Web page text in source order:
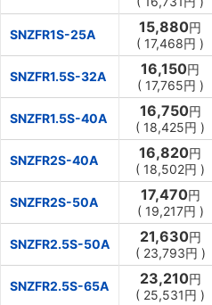
SNZFR1S-25A 15,880円
( 17,468円 )
SNZFR1.5S-32A 16,150円
( 17,765円 )
SNZFR1.5S-40A 16,750円
( 18,425円 )
SNZFR2S-40A 16,820円
( 18,502円 )
SNZFR2S-50A 17,470円
( 19,217円 )
SNZFR2.5S-50A 21,630円
( 23,793円 )
SNZFR2.5S-65A 23,210円
( 25,531円 )